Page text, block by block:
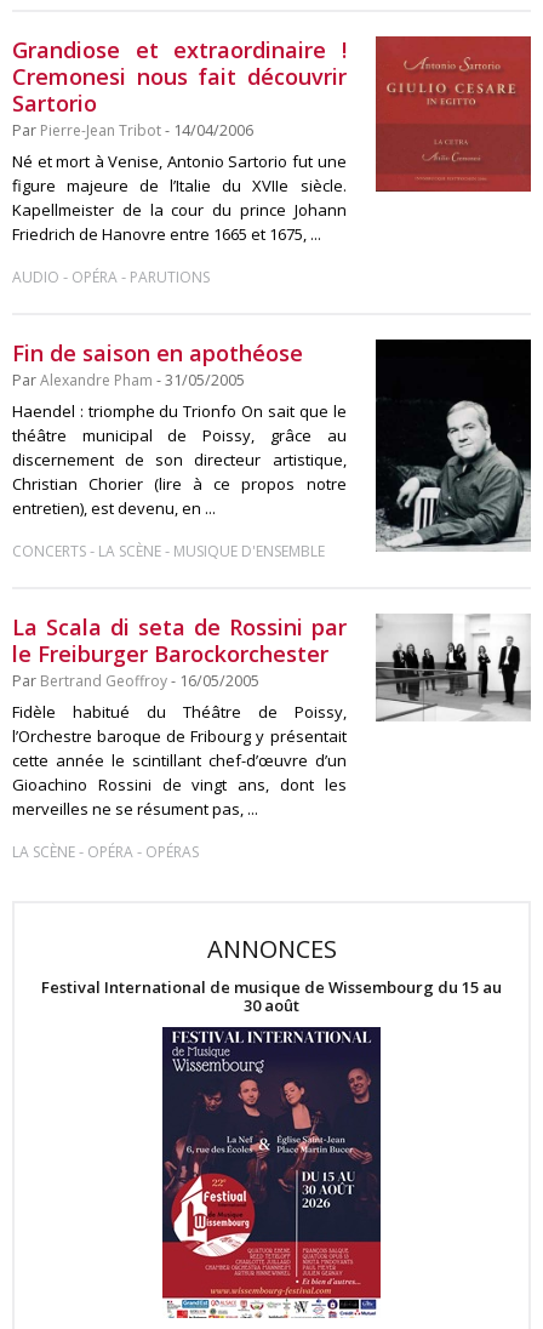
Grandiose et extraordinaire !
Cremonesi nous fait découvrir
Sartorio
Par Pierre-Jean Tribot- 14/04/2006
Né et mort à Venise, Antonio Sartorio fut une
figure majeure de l’Italie du XVIIe siècle.
Kapellmeister de la cour du prince Johann
Friedrich de Hanovre entre 1665 et 1675, ...
AUDIO - OPÉRA- PARUTIONS
Fin de saison en apothéose
ParAlexandre Pham - 31/05/2005
Haendel : triomphe du Trionfo On sait que le
théâtre municipal de Poissy, grâce au
discernement de son directeur artistique,
Christian Chorier (lire à ce propos notre
entretien), est devenu, en ...
CONCERTS- LA SCÈNE- MUSIQUE D'ENSEMBLE
La Scala di seta de Rossini par
le Freiburger Barockorchester
Par Bertrand Geoffroy- 16/05/2005
Fidèle habitué du Théâtre de Poissy,
l’Orchestre baroque de Fribourg y présentait
cette année le scintillant chef-d’œuvre d’un
Gioachino Rossini de vingt ans, dont les
merveilles ne se résument pas, ...
LA SCÈNE- OPÉRA- OPÉRAS
ANNONCES
Festival International de musique de Wissembourg du 15 au
30 août